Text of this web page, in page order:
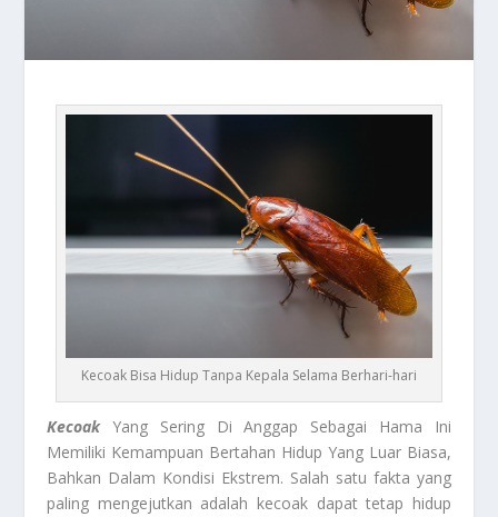
Kecoak Bisa Hidup Tanpa Kepala Selama Berhari-hari
KecoakYang Sering Di Anggap Sebagai Hama Ini
Memiliki Kemampuan Bertahan Hidup Yang Luar Biasa,
Bahkan Dalam Kondisi Ekstrem. Salah satu fakta yang
paling mengejutkan adalah kecoak dapat tetap hidup